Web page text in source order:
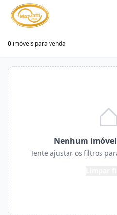
0 imóveis para venda
Nenhum
Tente ajustar os filtros